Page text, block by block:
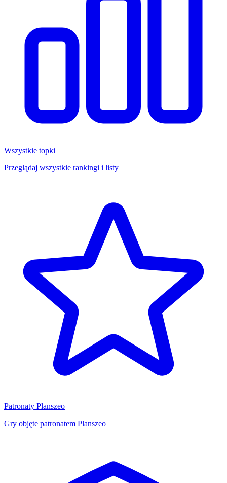
Wszystkie topki
Przeglądaj wszystkie rankingi i listy
Patronaty Planszeo
Gry objęte patronatem Planszeo